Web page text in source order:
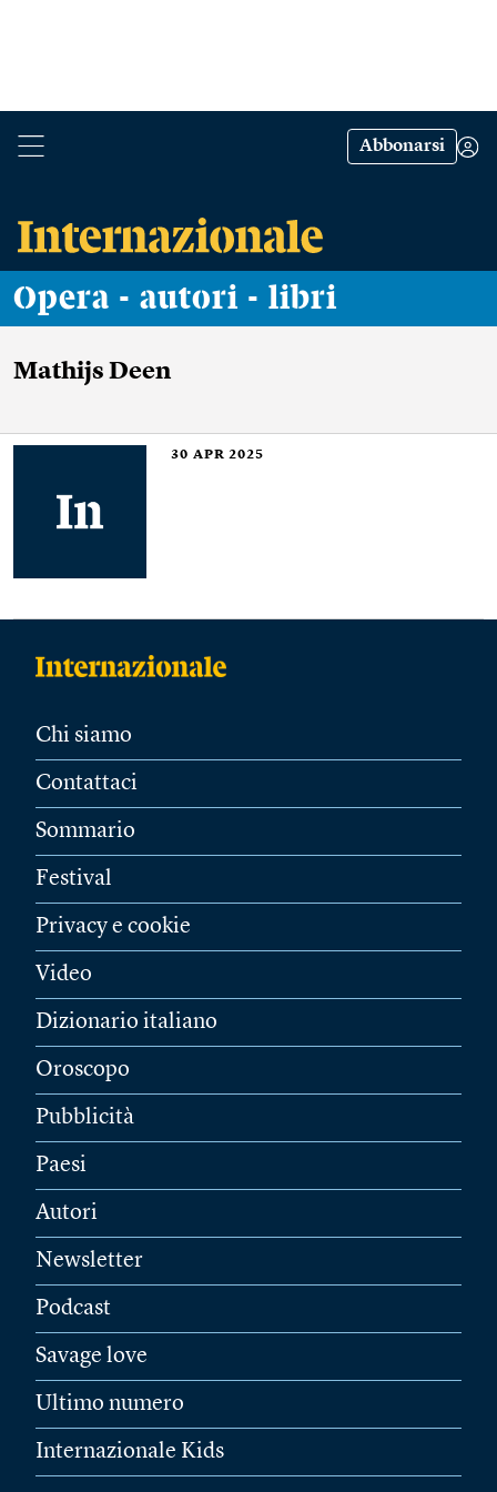
Abbonarsi
Opera - autori - libri
Mathijs Deen
30 APR 2025
Chi siamo
Contattaci
Sommario
Festival
Privacy e cookie
Video
Dizionario italiano
Oroscopo
Pubblicità
Paesi
Autori
Newsletter
Podcast
Savage love
Ultimo numero
Internazionale Kids